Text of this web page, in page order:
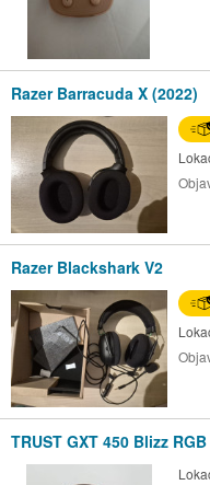
Razer Barracuda X (2022)
Razer Blackshark V2
TRUST GXT 450 Blizz